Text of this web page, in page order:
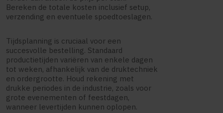
Bereken de totale kosten inclusief setup,
verzending en eventuele spoedtoeslagen.
Tijdsplanning is cruciaal voor een
succesvolle bestelling. Standaard
productietijden variëren van enkele dagen
tot weken, afhankelijk van de druktechniek
en ordergrootte. Houd rekening met
drukke periodes in de industrie, zoals voor
grote evenementen of feestdagen,
wanneer levertijden kunnen oplopen.